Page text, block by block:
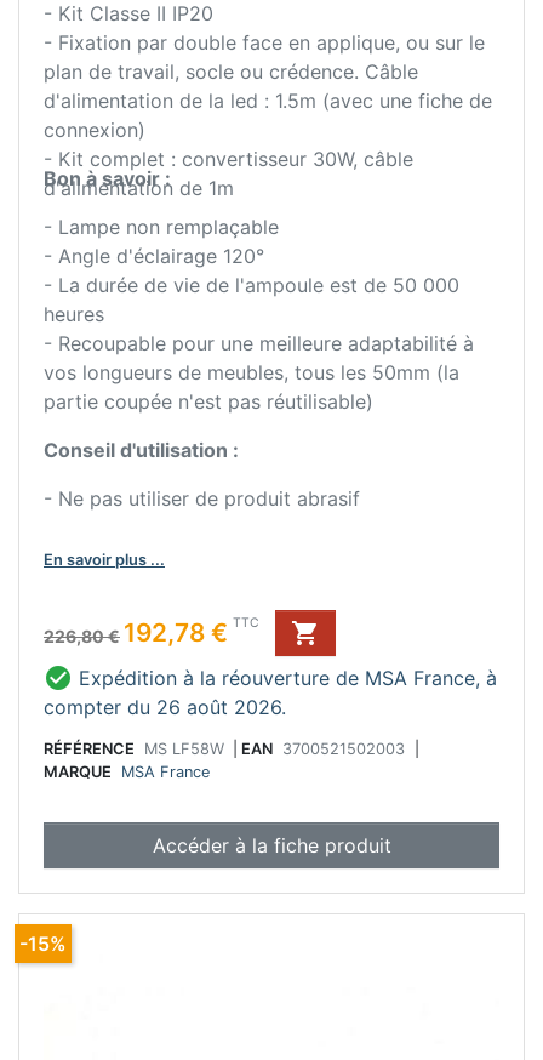
- Kit Classe II IP20
- Fixation par double face en applique, ou sur le
plan de travail, socle ou crédence. Câble
d'alimentation de la led : 1.5m (avec une fiche de
connexion)
- Kit complet : convertisseur 30W, câble
d'alimentation de 1m
Bon à savoir :
- Lampe non remplaçable
- Angle d'éclairage 120°
- La durée de vie de l'ampoule est de 50 000
heures
- Recoupable pour une meilleure adaptabilité à
vos longueurs de meubles, tous les 50mm (la
partie coupée n'est pas réutilisable)
Conseil d'utilisation :
- Ne pas utiliser de produit abrasif
En savoir plus ...
Prix de base
226,80 €
Prix 192,78 € TTC

 Expédition à la réouverture de MSA France, à
compter du 26 août 2026.
RÉFÉRENCE MS LF58W EAN 3700521502003
MARQUE
MSA France
Accéder à la fiche produit
-15%